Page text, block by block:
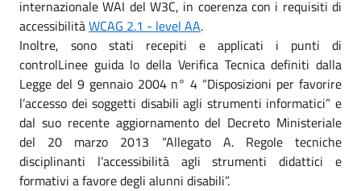
internazionale WAI del W3C, in coerenza con i requisiti di
accessibilitàWCAG 2.1 - level AA.
Inoltre, sono stati recepiti e applicati i punti di
controlLinee guida lo della Verifica Tecnica definiti dalla
Legge del 9 gennaio 2004 n° 4 “Disposizioni per favorire
l’accesso dei soggetti disabili agli strumenti informatici” e
dal suo recente aggiornamento del Decreto Ministeriale
del 20 marzo 2013 “Allegato A. Regole tecniche
disciplinanti l’accessibilità agli strumenti didattici e
formativi a favore degli alunni disabili”.